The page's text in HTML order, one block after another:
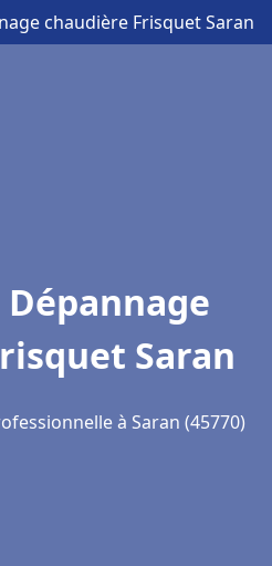
chaudière Frisquet Saran
Saran
à Saran (45770)